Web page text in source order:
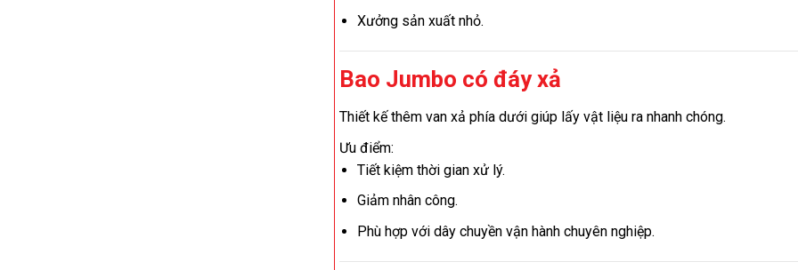
Xưởng sản xuất nhỏ.
Bao Jumbo có đáy xả
Thiết kế thêm van xả phía dưới giúp lấy vật liệu ra nhanh chóng.
Ưu điểm:
Tiết kiệm thời gian xử lý.
Giảm nhân công.
Phù hợp với dây chuyền vận hành chuyên nghiệp.